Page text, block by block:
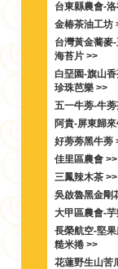
台東縣農會-
金椿茶油工坊
台灣黃金蕎麥
海苔片 >>
白堊園-旗山
珍珠芭樂 >>
五一牛蒡-牛
阿貴-屏東歸
好蒡蒡黑牛蒡
佳里區農會 >>
三鳳辣木茶 >>
吳啟魯黑金剛
大甲區農會-
長榮航空-堅
糙米捲 >>
花蓮野生山苦